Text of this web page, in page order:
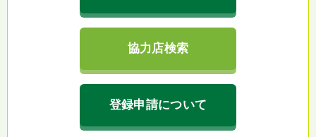
協力店検索
登録申請について